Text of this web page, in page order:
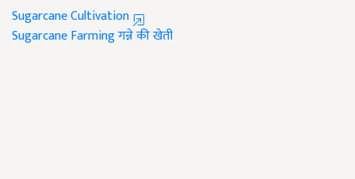
Sugarcane Cultivation
Sugarcane Farmingगन्ने की खेती